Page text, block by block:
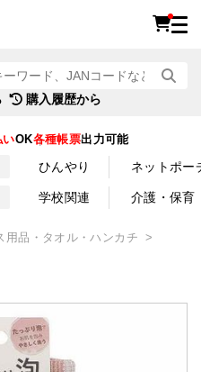
購入履歴から
いOK各種帳票出力可能
ひんやり ネットポー
学校関連 介護・保育
用品・タオル・ハンカチ